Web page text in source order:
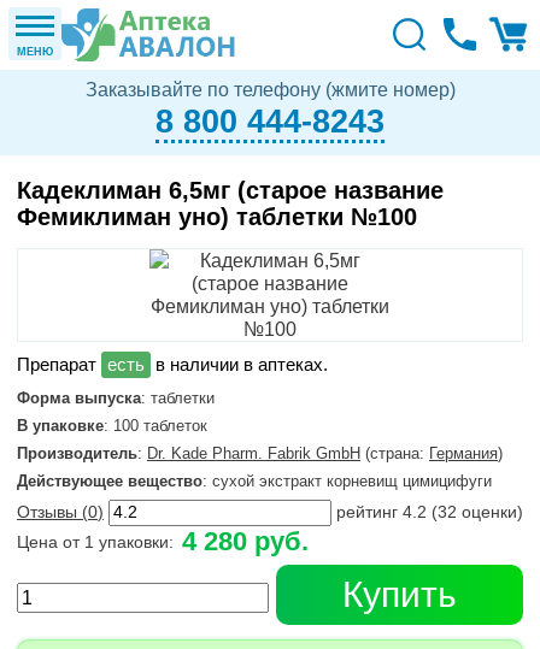
МЕНЮ
Заказывайте по телефону (жмите номер)
8 800 444-8243
Кадеклиман 6,5мг (старое название
Фемиклиман уно) таблетки №100
в наличии в аптеках.
Форма выпуска: таблетки
В упаковке: 100 таблеток
Производитель: Dr. Kade Pharm. Fabrik GmbH (страна: Германия)
Действующее вещество: сухой экстракт корневищ цимицифуги
Отзывы (0) рейтинг 4.2 (32 оценки)
Цена от 1 упаковки: 4 280 руб.
Купить